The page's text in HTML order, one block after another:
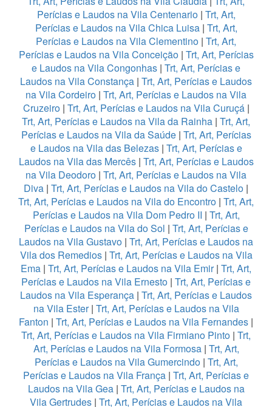
Perícias e Laudos na Vila Centenario| Trt, Art,
Perícias e Laudos na Vila Chica Luisa | Trt, Art,
Perícias e Laudos na Vila Clementino | Trt, Art,
Perícias e Laudos na Vila Conceição| Trt, Art, Perícias
e Laudos na Vila Congonhas | Trt, Art, Perícias e
Laudos na Vila Constança | Trt, Art, Perícias e Laudos
na Vila Cordeiro | Trt, Art, Perícias e Laudos na Vila
Cruzeiro | Trt, Art, Perícias e Laudos na Vila Curuçá |
Trt, Art, Perícias e Laudos na Vila da Rainha | Trt, Art,
Perícias e Laudos na Vila da Saúde| Trt, Art, Perícias
e Laudos na Vila das Belezas| Trt, Art, Perícias e
Laudos na Vila das Mercês| Trt, Art, Perícias e Laudos
na Vila Deodoro | Trt, Art, Perícias e Laudos na Vila
Diva | Trt, Art, Perícias e Laudos na Vila do Castelo |
Trt, Art, Perícias e Laudos na Vila do Encontro | Trt, Art,
Perícias e Laudos na Vila Dom Pedro II | Trt, Art,
Perícias e Laudos na Vila do Sol | Trt, Art, Perícias e
Laudos na Vila Gustavo | Trt, Art, Perícias e Laudos na
Vila dos Remedios| Trt, Art, Perícias e Laudos na Vila
Ema | Trt, Art, Perícias e Laudos na Vila Emir| Trt, Art,
Perícias e Laudos na Vila Ernesto | Trt, Art, Perícias e
Laudos na Vila Esperança | Trt, Art, Perícias e Laudos
na Vila Ester| Trt, Art, Perícias e Laudos na Vila
Fanton | Trt, Art, Perícias e Laudos na Vila Fernandes |
Trt, Art, Perícias e Laudos na Vila Firmiano Pinto | Trt,
Art, Perícias e Laudos na Vila Formosa| Trt, Art,
Perícias e Laudos na Vila Gumercindo| Trt, Art,
Perícias e Laudos na Vila França | Trt, Art, Perícias e
Laudos na Vila Gea| Trt, Art, Perícias e Laudos na
Vila Gertrudes | Trt, Art, Perícias e Laudos na Vila